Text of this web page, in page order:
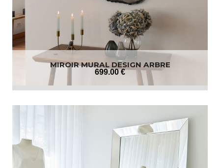
MIROIR MURAL DESIGN ARBRE
699.00 €